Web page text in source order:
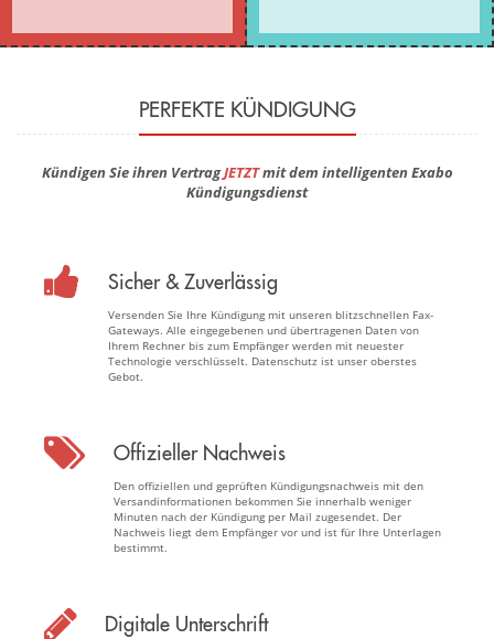
PERFEKTE KÜNDIGUNG
Kündigen Sie ihren VertragJETZTmit dem intelligenten Exabo
Kündigungsdienst
Sicher & Zuverlässig
Versenden Sie Ihre Kündigung mit unseren blitzschnellen Fax-
Gateways. Alle eingegebenen und übertragenen Daten von
Ihrem Rechner bis zum Empfänger werden mit neuester
Technologie verschlüsselt. Datenschutz ist unser oberstes
Gebot.
Offizieller Nachweis
Den offiziellen und geprüften Kündigungsnachweis mit den
Versandinformationen bekommen Sie innerhalb weniger
Minuten nach der Kündigung per Mail zugesendet. Der
Nachweis liegt dem Empfänger vor und ist für Ihre Unterlagen
bestimmt.
Digitale Unterschrift